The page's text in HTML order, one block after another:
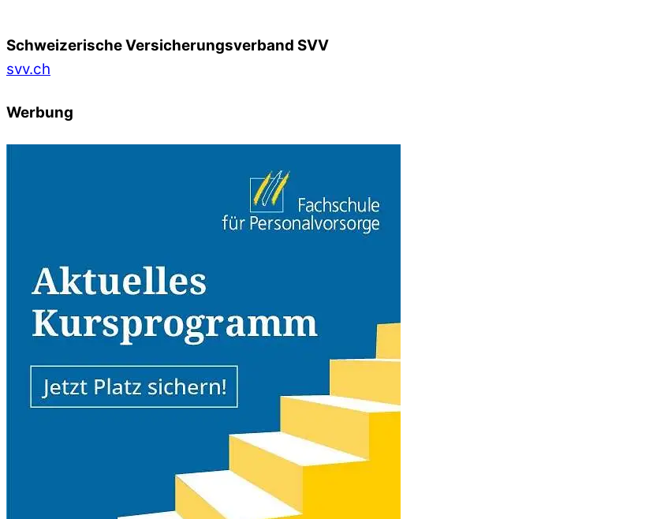
Schweizerische Versicherungsverband SVV
svv.ch
Werbung